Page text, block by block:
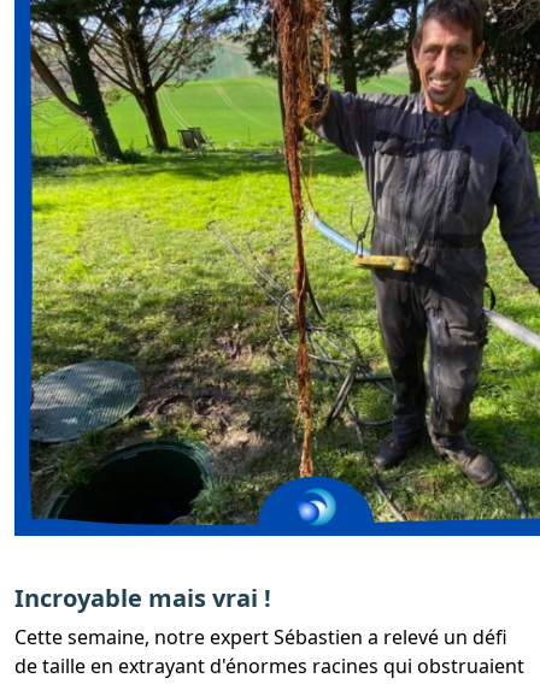
Incroyable mais vrai !
Cette semaine, notre expert Sébastien a relevé un défi
de taille en extrayant d'énormes racines qui obstruaient